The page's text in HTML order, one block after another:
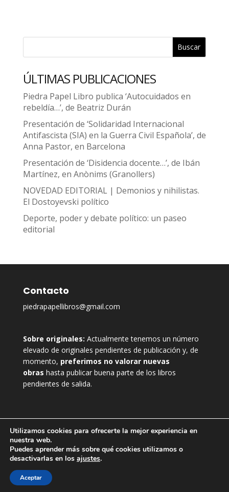
Buscar
ÚLTIMAS PUBLICACIONES
Piedra Papel Libro publica ‘Autocuidados en
rebeldía…’, de Beatriz Durán
Presentación de ‘Solidaridad Internacional
Antifascista (SIA) en la Guerra Civil Española’, de
Anna Pastor, en Barcelona
Presentación de ‘Disidencia docente…’, de Ibán
Martínez, en Anònims (Granollers)
NOVEDAD EDITORIAL | Demonios y nihilistas.
El Dostoyevski político
Deporte, poder y debate político: un paseo
editorial
Contacto
piedrapapellibros@gmail.com
Sobre originales: Actualmente tenemos un número
elevado de originales pendientes de publicación y, de
momento, preferimos no valorar nuevas
obras hasta publicar buena parte de los libros
pendientes de salida.
Utilizamos cookies para ofrecerte la mejor experiencia en
nuestra web.
Puedes aprender más sobre qué cookies utilizamos o
desactivarlas en los ajustes.
Aceptar